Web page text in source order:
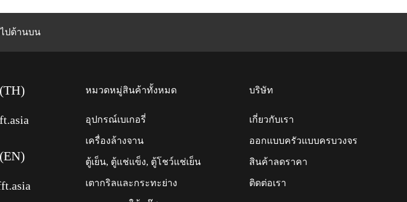
ปด้านบน
หมวดหมู่สินค้าทั้งหมด
อุปกรณ์เบเกอรี่
เครื่องล้างจาน
ตู้เย็น, ตู้แช่แข็ง, ตู้โชว์แช่เย็น
เตากริลและกระทะย่าง
บริษัท
เกี่ยวกับเรา
ออกแบบครัวแบบครบวงจร
สินค้าลดราคา
ติดต่อเรา